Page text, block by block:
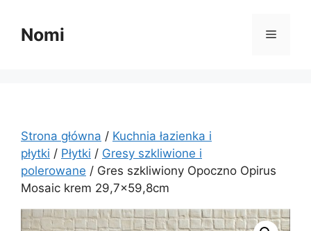
treściNomi Menu
Strona główna / Kuchnia łazienka i
płytki / Płytki / Gresy szkliwione i
polerowane / Gres szkliwiony Opoczno Opirus
Mosaic krem 29,7×59,8cm